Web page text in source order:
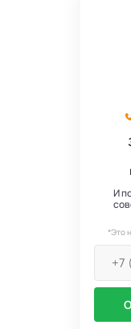
И
*Это